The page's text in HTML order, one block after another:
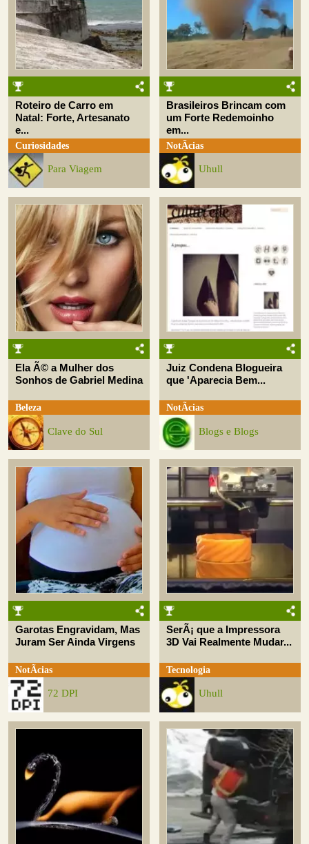
Roteiro de Carro em
Natal: Forte, Artesanato
e...
Curiosidades
Para Viagem
Brasileiros Brincam com
um Forte Redemoinho
em...
NotÃ­cias
Uhull
Ela Ã© a Mulher dos
Sonhos de Gabriel Medina
Beleza
Clave do Sul
Juiz Condena Blogueira
que 'Aparecia Bem...
NotÃ­cias
Blogs e Blogs
Garotas Engravidam, Mas
Juram Ser Ainda Virgens
NotÃ­cias
72 DPI
SerÃ¡ que a Impressora
3D Vai Realmente Mudar...
Tecnologia
Uhull